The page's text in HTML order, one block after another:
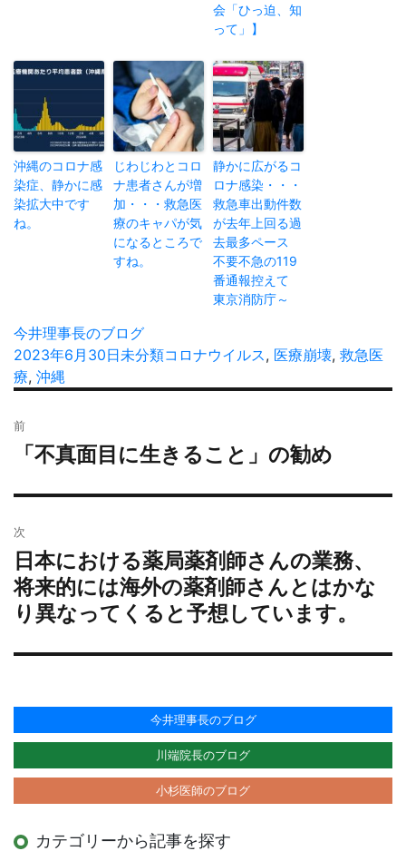
会「ひっ迫、知
って」】
沖縄のコロナ感
染症、静かに感
染拡大中です
ね。
じわじわとコロ
ナ患者さんが増
加・・・救急医
療のキャパが気
になるところで
すね。
静かに広がるコ
ロナ感染・・・
救急車出動件数
が去年上回る過
去最多ペース
不要不急の119
番通報控えて
東京消防庁～
投
稿
者
今井理事長のブログ
投
稿
2023年6月30日カ
未分類タ
コロナウイルス, 医療崩壊, 救急医
療, 沖縄
稿
ナ
ー
シ
ョ
ン
前
過
の
稿:
「不真面目に生きること」の勧め
次
次
の
投
稿:
日本における薬局薬剤師さんの業務、
将来的には海外の薬剤師さんとはかな
り異なってくると予想しています。
今井理事長のブログ
川端院長のブログ
小杉医師のブログ
カテゴリーから記事を探す